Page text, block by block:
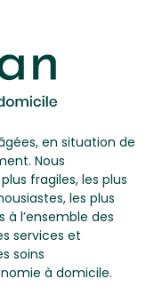
en situation de
Nous
fragiles, les plus
les plus
à l’ensemble des
services et
soins
à domicile.